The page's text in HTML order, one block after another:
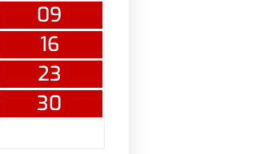
09
16
23
30